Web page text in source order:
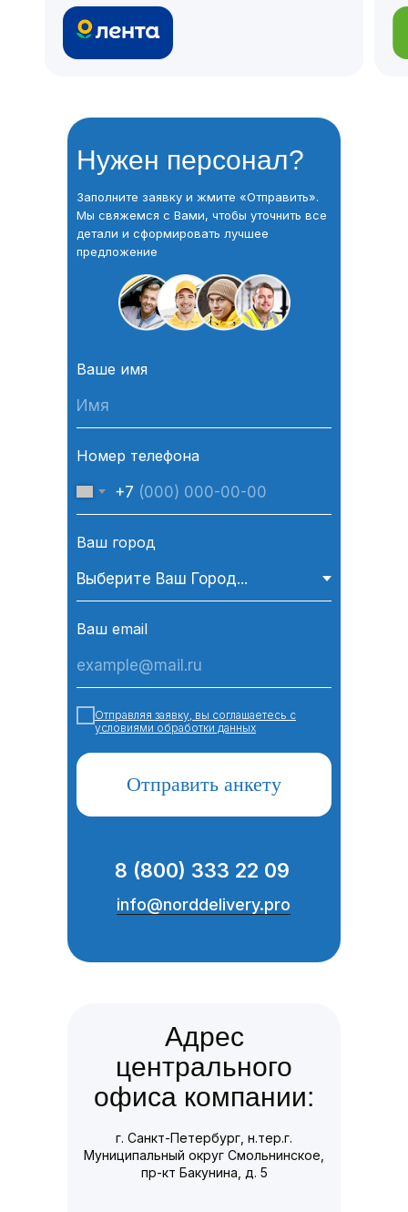
8 (800) 333 22 09
info@norddelivery.pro
Заполните заявку и жмите «Отправить».
Мы свяжемся с Вами, чтобы уточнить все
детали и сформировать лучшее
предложение
Нужен персонал?
Ваше имя
Номер телефона
+7
Ваш город
Ваш email
Отправляя заявку, вы соглашаетесь с
условиями обработки данных
Отправить анкету
г. Санкт-Петербург, н.тер.г.
Муниципальный округ Смольнинское,
пр-кт Бакунина, д. 5
Адрес
центрального
офиса компании: